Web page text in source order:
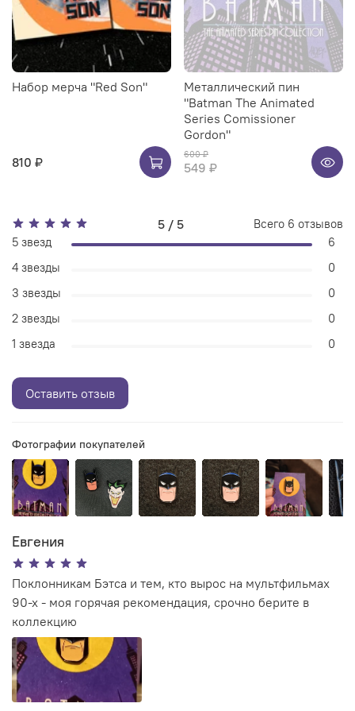
Набор мерча "Red Son"
810 ₽
Металлический пин
"Batman The Animated
Series Comissioner
Gordon"
600 ₽
549 ₽
Фотографии покупателей
Евгения
Поклонникам Бэтса и тем, кто вырос на мультфильмах
90-х - моя горячая рекомендация, срочно берите в
коллекцию
5 / 5 Всего 6 отзывов
5 звезд
6
4 звезды
0
3 звезды
0
2 звезды
0
1 звезда
0
Оставить отзыв